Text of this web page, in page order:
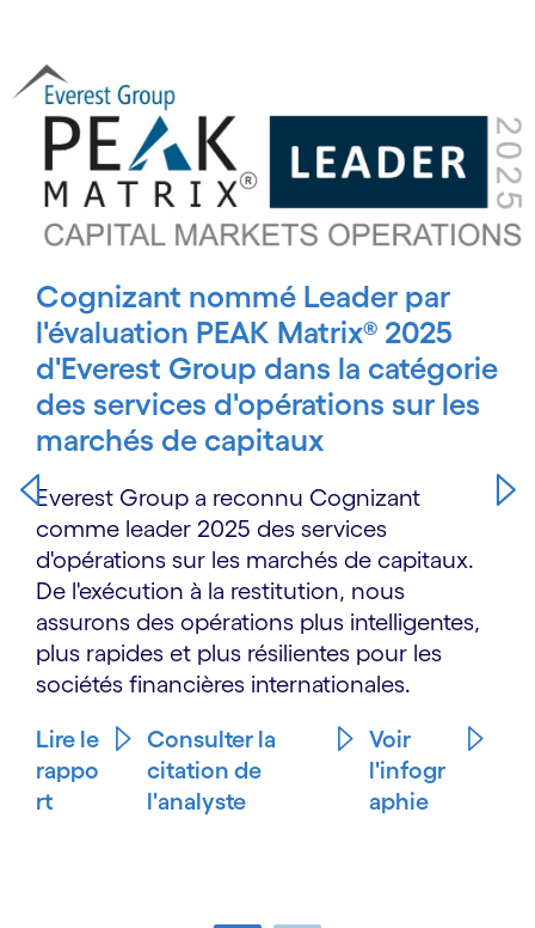
Carousel starts
Cognizant nommé Leader par
l'évaluation PEAK Matrix® 2025
d'Everest Group dans la catégorie
des services d'opérations sur les
marchés de capitaux
Everest Group a reconnu Cognizant
comme leader 2025 des services
d'opérations sur les marchés de capitaux.
De l'exécution à la restitution, nous
assurons des opérations plus intelligentes,
plus rapides et plus résilientes pour les
sociétés financières internationales.
Lire le
rappo
rt
Consulter la
citation de
l'analyste
Voir
l'infogr
aphie